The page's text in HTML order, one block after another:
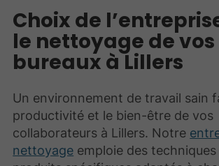
Choix de
le nettoyage de vos
bureaux à Lillers
Un environnement de travail sain
productivité et le bien-être de vos
collaborateurs à Lillers. Notre
nettoyage emploie des